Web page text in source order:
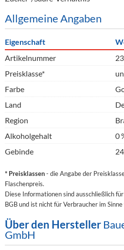
Allgemeine Angaben
Eigenschaft
Artikelnummer
Preisklasse*
Farbe
Land
Region
Alkoholgehalt
0
Gebinde
* Preisklassen- die Angabe der
Flaschenpreis.
Diese Informationen sind ausschließlich
BGB und ist nicht für Verbraucher im
Über den Hersteller
GmbH